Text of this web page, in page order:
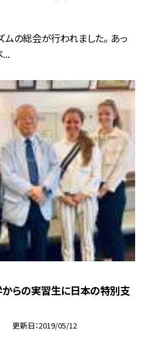
の総会が行われました。 あっ
らの実習生に日本の特別支
更新日 2019/05/12